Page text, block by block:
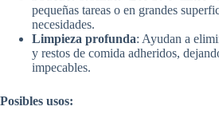
pequeñas tareas o en grandes
necesidades.
Limpieza profunda: Ayudan a
y restos de comida adheridos,
impecables.
Posibles usos: